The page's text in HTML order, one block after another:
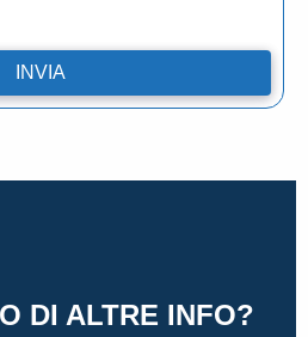
DI ALTRE INFO?